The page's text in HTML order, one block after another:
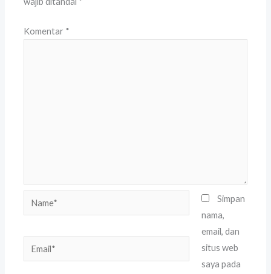
Komentar *
Name*
Email*
Simpan
nama,
email, dan
situs web
saya pada